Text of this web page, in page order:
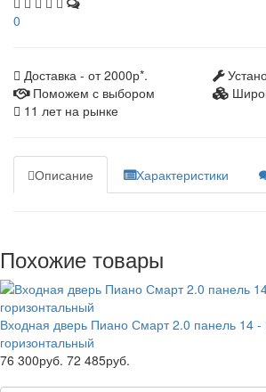
0
Доставка - от 2000р*.
Поможем с выбором
11 лет на рынке
Описание Характеристики
Похожие товары
Входная дверь Пиано Смарт 2.0 панель 14 -
горизонтальный
76 300руб. 72 485руб.